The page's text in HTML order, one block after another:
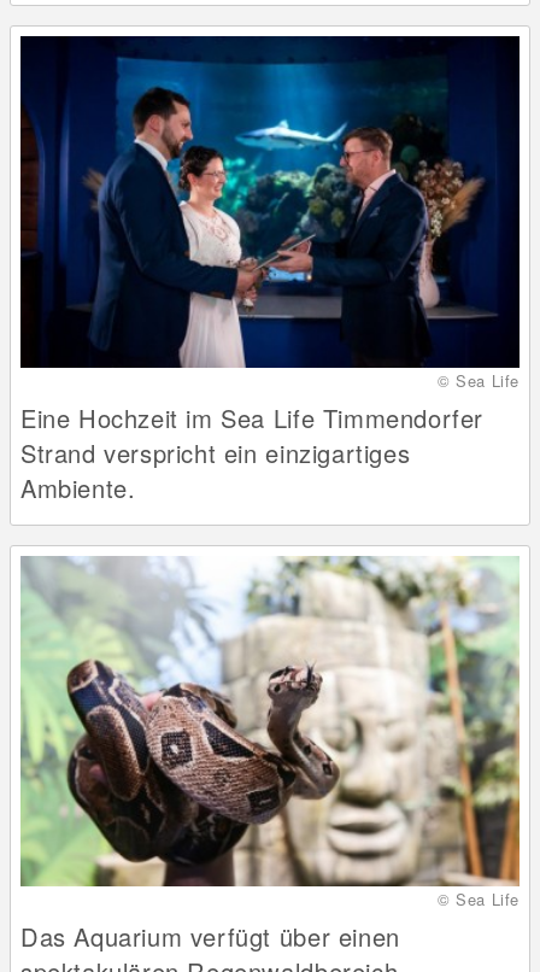
© Sea Life
Eine Hochzeit im Sea Life Timmendorfer
Strand verspricht ein einzigartiges
Ambiente.
© Sea Life
Das Aquarium verfügt über einen